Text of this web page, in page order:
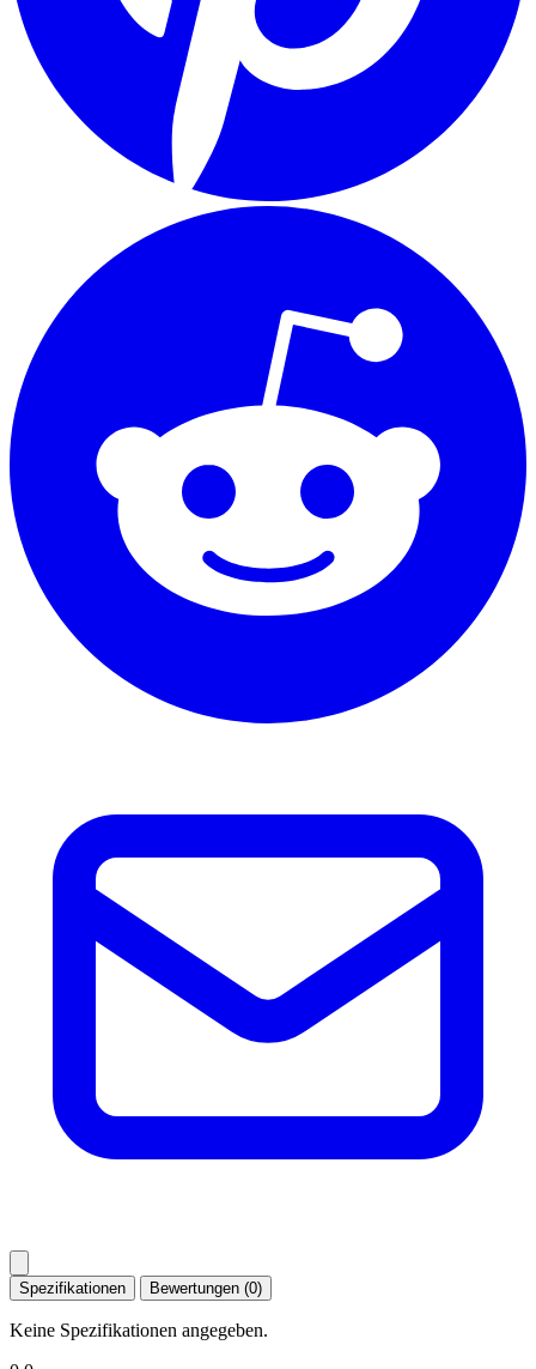
Spezifikationen Bewertungen (0)
Keine Spezifikationen angegeben.